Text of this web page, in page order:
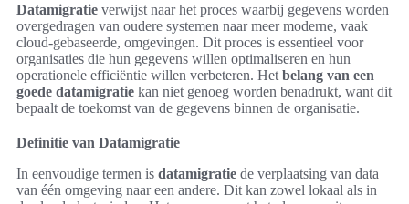
Datamigratie verwijst naar het proces waarbij gegevens worden
overgedragen van oudere systemen naar meer moderne, vaak
cloud-gebaseerde, omgevingen. Dit proces is essentieel voor
organisaties die hun gegevens willen optimaliseren en hun
operationele efficiëntie willen verbeteren. Het belang van een
goede datamigratie kan niet genoeg worden benadrukt, want dit
bepaalt de toekomst van de gegevens binnen de organisatie.
Definitie van Datamigratie
In eenvoudige termen is datamigratie de verplaatsing van data
van één omgeving naar een andere. Dit kan zowel lokaal als in